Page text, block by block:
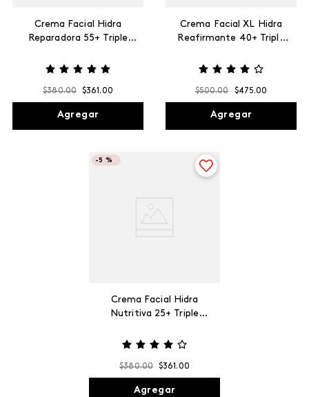
Crema Facial Hidra
Reparadora 55+ Triple
$380.00 $361 .00
Agregar
Crema Facial XL Hidra
Reafirmante 40+ Triple
$500.00 $475.00
Agregar
Crema Facial Hidra
Nutritiva 25+ Triple
-5 %
$380.00 $361 .00
Agregar